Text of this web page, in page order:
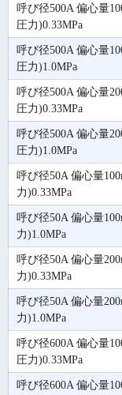
呼び径500A 偏心量
圧力)0.33MPa
呼び径500A 偏心量
圧力)1.0MPa
呼び径500A 偏心量
圧力)0.33MPa
呼び径500A 偏心量
圧力)1.0MPa
呼び径50A 偏心量
力)0.33MPa
呼び径50A 偏心量
力)1.0MPa
呼び径50A 偏心量
力)0.33MPa
呼び径50A 偏心量
力)1.0MPa
呼び径600A 偏心量
圧力)0.33MPa
呼び径600A 偏心量